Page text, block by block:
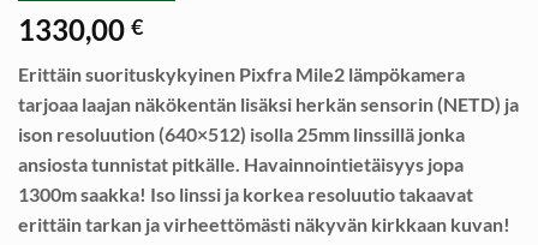
1330,00 €
Erittäin suorituskykyinen Pixfra Mile2 lämpökamera
tarjoaa laajan näkökentän lisäksi herkän sensorin (NETD) ja
ison resoluution (640×512) isolla 25mm linssillä jonka
ansiosta tunnistat pitkälle. Havainnointietäisyys jopa
1300m saakka! Iso linssi ja korkea resoluutio takaavat
erittäin tarkan ja virheettömästi näkyvän kirkkaan kuvan!